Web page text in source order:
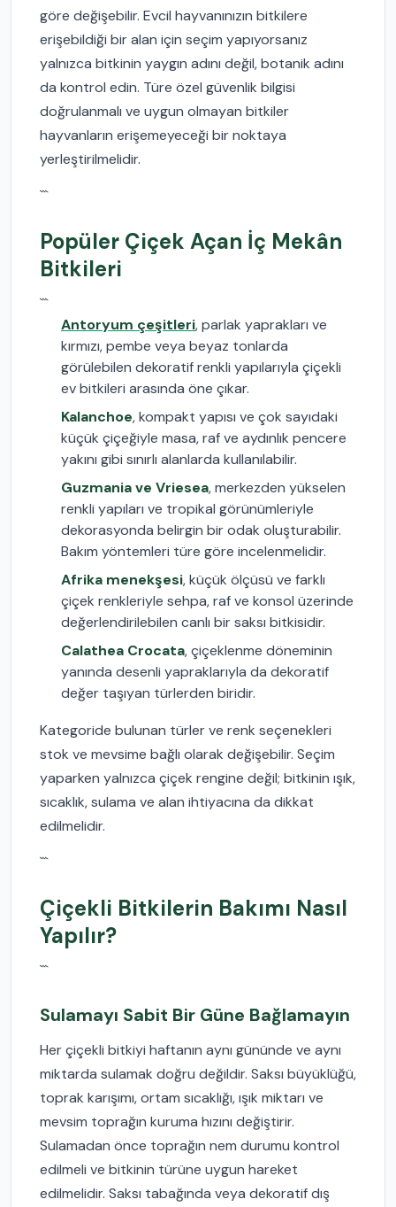
göre değişebilir. Evcil hayvanınızın bitkilere
erişebildiği bir alan için seçim yapıyorsanız
yalnızca bitkinin yaygın adını değil, botanik adını
da kontrol edin. Türe özel güvenlik bilgisi
doğrulanmalı ve uygun olmayan bitkiler
hayvanların erişemeyeceği bir noktaya
yerleştirilmelidir.
```
Popüler Çiçek Açan İç Mekân
Bitkileri
```
Antoryum çeşitleri, parlak yaprakları ve
kırmızı, pembe veya beyaz tonlarda
görülebilen dekoratif renkli yapılarıyla çiçekli
ev bitkileri arasında öne çıkar.
Kalanchoe, kompakt yapısı ve çok sayıdaki
küçük çiçeğiyle masa, raf ve aydınlık pencere
yakını gibi sınırlı alanlarda kullanılabilir.
Guzmania ve Vriesea, merkezden yükselen
renkli yapıları ve tropikal görünümleriyle
dekorasyonda belirgin bir odak oluşturabilir.
Bakım yöntemleri türe göre incelenmelidir.
Afrika menekşesi, küçük ölçüsü ve farklı
çiçek renkleriyle sehpa, raf ve konsol üzerinde
değerlendirilebilen canlı bir saksı bitkisidir.
Calathea Crocata, çiçeklenme döneminin
yanında desenli yapraklarıyla da dekoratif
değer taşıyan türlerden biridir.
Kategoride bulunan türler ve renk seçenekleri
stok ve mevsime bağlı olarak değişebilir. Seçim
yaparken yalnızca çiçek rengine değil; bitkinin ışık,
sıcaklık, sulama ve alan ihtiyacına da dikkat
edilmelidir.
```
Çiçekli Bitkilerin Bakımı Nasıl
Yapılır?
```
Sulamayı Sabit Bir Güne Bağlamayın
Her çiçekli bitkiyi haftanın aynı gününde ve aynı
miktarda sulamak doğru değildir. Saksı büyüklüğü,
toprak karışımı, ortam sıcaklığı, ışık miktarı ve
mevsim toprağın kuruma hızını değiştirir.
Sulamadan önce toprağın nem durumu kontrol
edilmeli ve bitkinin türüne uygun hareket
edilmelidir. Saksı tabağında veya dekoratif dış